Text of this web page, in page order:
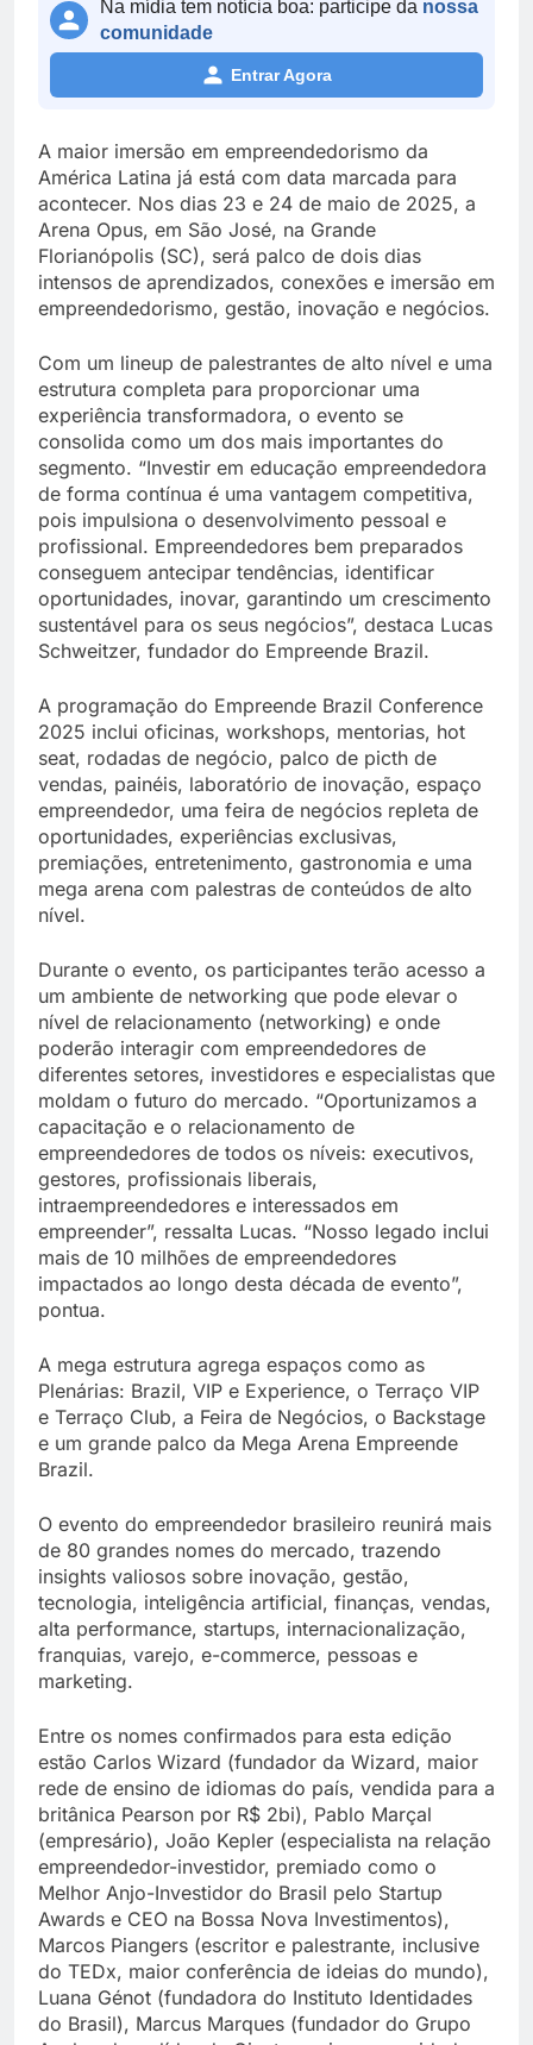
Na mídia tem notícia boa: participe da nossa
comunidade
Entrar Agora
A maior imersão em empreendedorismo da
América Latina já está com data marcada para
acontecer. Nos dias 23 e 24 de maio de 2025, a
Arena Opus, em São José, na Grande
Florianópolis (SC), será palco de dois dias
intensos de aprendizados, conexões e imersão em
empreendedorismo, gestão, inovação e negócios.
Com um lineup de palestrantes de alto nível e uma
estrutura completa para proporcionar uma
experiência transformadora, o evento se
consolida como um dos mais importantes do
segmento. “Investir em educação empreendedora
de forma contínua é uma vantagem competitiva,
pois impulsiona o desenvolvimento pessoal e
profissional. Empreendedores bem preparados
conseguem antecipar tendências, identificar
oportunidades, inovar, garantindo um crescimento
sustentável para os seus negócios”, destaca Lucas
Schweitzer, fundador do Empreende Brazil.
A programação do Empreende Brazil Conference
2025 inclui oficinas, workshops, mentorias, hot
seat, rodadas de negócio, palco de picth de
vendas, painéis, laboratório de inovação, espaço
empreendedor, uma feira de negócios repleta de
oportunidades, experiências exclusivas,
premiações, entretenimento, gastronomia e uma
mega arena com palestras de conteúdos de alto
nível.
Durante o evento, os participantes terão acesso a
um ambiente de networking que pode elevar o
nível de relacionamento (networking) e onde
poderão interagir com empreendedores de
diferentes setores, investidores e especialistas que
moldam o futuro do mercado. “Oportunizamos a
capacitação e o relacionamento de
empreendedores de todos os níveis: executivos,
gestores, profissionais liberais,
intraempreendedores e interessados em
empreender”, ressalta Lucas. “Nosso legado inclui
mais de 10 milhões de empreendedores
impactados ao longo desta década de evento”,
pontua.
A mega estrutura agrega espaços como as
Plenárias: Brazil, VIP e Experience, o Terraço VIP
e Terraço Club, a Feira de Negócios, o Backstage
e um grande palco da Mega Arena Empreende
Brazil.
O evento do empreendedor brasileiro reunirá mais
de 80 grandes nomes do mercado, trazendo
insights valiosos sobre inovação, gestão,
tecnologia, inteligência artificial, finanças, vendas,
alta performance, startups, internacionalização,
franquias, varejo, e-commerce, pessoas e
marketing.
Entre os nomes confirmados para esta edição
estão Carlos Wizard (fundador da Wizard, maior
rede de ensino de idiomas do país, vendida para a
britânica Pearson por R$ 2bi), Pablo Marçal
(empresário), João Kepler (especialista na relação
empreendedor-investidor, premiado como o
Melhor Anjo-Investidor do Brasil pelo Startup
Awards e CEO na Bossa Nova Investimentos),
Marcos Piangers (escritor e palestrante, inclusive
do TEDx, maior conferência de ideias do mundo),
Luana Génot (fundadora do Instituto Identidades
do Brasil), Marcus Marques (fundador do Grupo